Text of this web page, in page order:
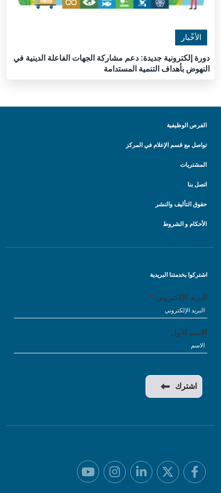
الأخْبار
دورة إلكترونية جديدة: دعم مشاركة الجهات الفاعلة الدينية في
النهوض بأهداف التنمية المستدامة
الفرص الوظيفية
تواصل مع قسم الإعلام في المركز
المشتريات
اتصل بنا
حقوق التأليف والنشر
الأحكام و الشروط
اشتركوا بخدمتنا البريدية
البريد الإلكتروني
الاسم الأول